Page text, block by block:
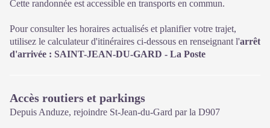
Cette randonnée est accessible en transports en commun.
Pour consulter les horaires actualisés et planifier votre trajet,
utilisez le calculateur d'itinéraires ci-dessous en renseignant l'arrêt
d'arrivée : SAINT-JEAN-DU-GARD - La Poste
Accès routiers et parkings
Depuis Anduze, rejoindre St-Jean-du-Gard par la D907